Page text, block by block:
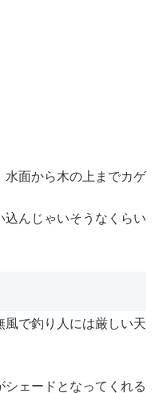
水面から木の上までカゲ
込んじゃいそうなくらい
風で釣り人には厳しい天
ェードとなってくれる